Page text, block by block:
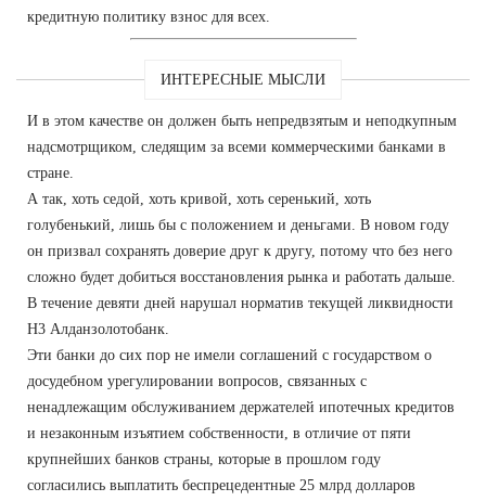
кредитную политику взнос для всех.
ИНТЕРЕСНЫЕ МЫСЛИ
И в этом качестве он должен быть непредвзятым и неподкупным
надсмотрщиком, следящим за всеми коммерческими банками в
стране.
А так, хоть седой, хоть кривой, хоть серенький, хоть
голубенький, лишь бы с положением и деньгами. В новом году
он призвал сохранять доверие друг к другу, потому что без него
сложно будет добиться восстановления рынка и работать дальше.
В течение девяти дней нарушал норматив текущей ликвидности
Н3 Алданзолотобанк.
Эти банки до сих пор не имели соглашений с государством о
досудебном урегулировании вопросов, связанных с
ненадлежащим обслуживанием держателей ипотечных кредитов
и незаконным изъятием собственности, в отличие от пяти
крупнейших банков страны, которые в прошлом году
согласились выплатить беспрецедентные 25 млрд долларов